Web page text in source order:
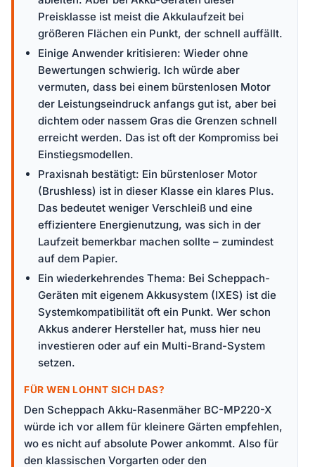
Preisklasse ist meist die Akkulaufzeit bei
größeren Flächen ein Punkt, der schnell auffällt.
Einige Anwender kritisieren: Wieder ohne
Bewertungen schwierig. Ich würde aber
vermuten, dass bei einem bürstenlosen Motor
der Leistungseindruck anfangs gut ist, aber bei
dichtem oder nassem Gras die Grenzen schnell
erreicht werden. Das ist oft der Kompromiss bei
Einstiegsmodellen.
Praxisnah bestätigt: Ein bürstenloser Motor
(Brushless) ist in dieser Klasse ein klares Plus.
Das bedeutet weniger Verschleiß und eine
effizientere Energienutzung, was sich in der
Laufzeit bemerkbar machen sollte – zumindest
auf dem Papier.
Ein wiederkehrendes Thema: Bei Scheppach-
Geräten mit eigenem Akkusystem (IXES) ist die
Systemkompatibilität oft ein Punkt. Wer schon
Akkus anderer Hersteller hat, muss hier neu
investieren oder auf ein Multi-Brand-System
setzen.
FÜR WEN LOHNT SICH DAS?
Den Scheppach Akku-Rasenmäher BC-MP220-X
würde ich vor allem für kleinere Gärten empfehlen,
wo es nicht auf absolute Power ankommt. Also für
den klassischen Vorgarten oder den